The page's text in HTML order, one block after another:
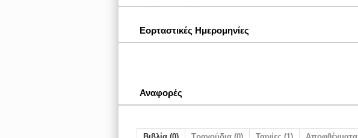
Εορταστικές Ημερομηνίες
Αναφορές